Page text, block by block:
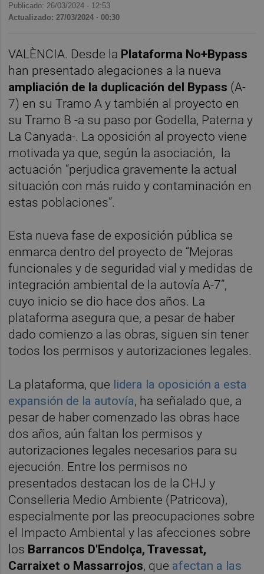
Publicado: 26/03/2024 · 12:53
Actualizado: 27/03/2024 · 00:30
VALÈNCIA. Desde la Plataforma No+Bypass
han presentado alegaciones a la nueva
ampliación de la duplicación del Bypass (A-
7) en su Tramo A y también al proyecto en
su Tramo B -a su paso por Godella, Paterna y
La Canyada-. La oposición al proyecto viene
motivada ya que, según la asociación, la
actuación “perjudica gravemente la actual
situación con más ruido y contaminación en
estas poblaciones”.
Esta nueva fase de exposición pública se
enmarca dentro del proyecto de “Mejoras
funcionales y de seguridad vial y medidas de
integración ambiental de la autovía A-7”,
cuyo inicio se dio hace dos años. La
plataforma asegura que, a pesar de haber
dado comienzo a las obras, siguen sin tener
todos los permisos y autorizaciones legales.
La plataforma, que lidera la oposición a esta
expansión de la autovía, ha señalado que, a
pesar de haber comenzado las obras hace
dos años, aún faltan los permisos y
autorizaciones legales necesarios para su
ejecución. Entre los permisos no
presentados destacan los de la CHJ y
Conselleria Medio Ambiente (Patricova),
especialmente por las preocupaciones sobre
el Impacto Ambiental y las afecciones sobre
los Barrancos D'Endolça, Travessat,
Carraixet o Massarrojos, que afectan a las